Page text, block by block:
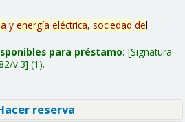
y energía eléctrica, sociedad del
para préstamo: Signatura
v.3 (1).
reserva